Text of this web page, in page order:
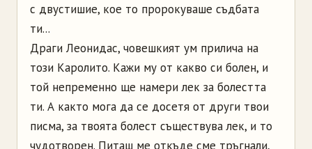
с двустишие, кое то пророкуваше съдбата
ти...
Драги Леонидас, човешкият ум прилича на
този Каролито. Кажи му от какво си болен, и
той непременно ще намери лек за болестта
ти. А както мога да се досетя от други твои
писма, за твоята болест съществува лек, и то
чудотворен. Питаш ме откъде сме тръгнали,